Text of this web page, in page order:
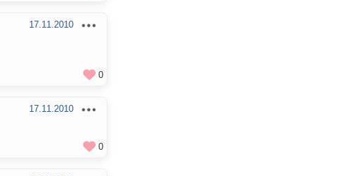
17.11.2010
0
17.11.2010
0